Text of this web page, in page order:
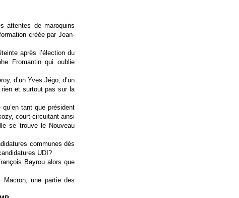
attentes de maroquins
créée par Jean-
après l’élection du
Fromantin qui oublie
d’un Yves Jégo, d’un
rien et surtout pas sur la
tant que président
court-circuitant ainsi
se trouve le Nouveau
communes dès
UDI?
Bayrou alors que
une partie des